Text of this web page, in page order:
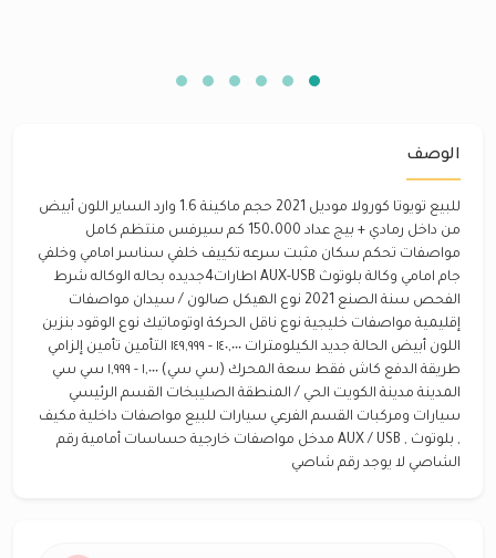
الوصف
للبيع تويوتا كورولا موديل 2021 حجم ماكينة 1.6 وارد الساير اللون أبيض
من داخل رمادي + بيج عداد 150،000 كم سيرفس منتظم كامل
مواصفات تحكم سكان مثبت سرعه تكييف خلفي سناسر امامي وخلفي
جام امامي وكالة بلوتوث AUX-USB اطارات4جديده بحاله الوكاله شرط
الفحص سنة الصنع 2021 نوع الهيكل صالون / سيدان مواصفات
إقليمية مواصفات خليجية نوع ناقل الحركة اوتوماتيك نوع الوقود بنزين
اللون أبيض الحالة جديد الكيلومترات ١٤٠,٠٠٠ - ١٤٩,٩٩٩ التأمين تأمين إلزامي
طريقة الدفع كاش فقط سعة المحرك (سي سي) ١,٠٠٠ - ١,٩٩٩ سي سي
المدينة مدينة الكويت الحي / المنطقة الصليبخات القسم الرئيسي
سيارات ومركبات القسم الفرعي سيارات للبيع مواصفات داخلية مكيف
, بلوتوث , AUX / USB مدخل مواصفات خارجية حساسات أمامية رقم
الشاصي لا يوجد رقم شاصي